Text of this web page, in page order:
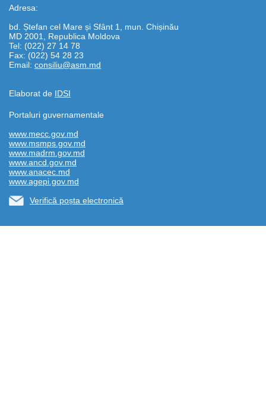
Adresa:
bd. Ștefan cel Mare și Sfânt 1, mun. Chișinău
MD 2001, Republica Moldova
Tel: (022) 27 14 78
Fax: (022) 54 28 23
Email: consiliu@asm.md
Elaborat de IDSI
Portaluri guvernamentale
www.mecc.gov.md
www.msmps.gov.md
www.madrm.gov.md
www.ancd.gov.md
www.anacec.md
www.agepi.gov.md
Verifică poșta electronică